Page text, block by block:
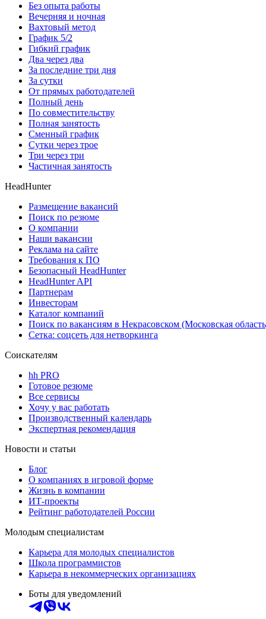
Без опыта работы
Вечерняя и ночная
Вахтовый метод
График 5/2
Гибкий график
Два через два
За последние три дня
За сутки
От прямых работодателей
Полный день
По совместительству
Полная занятость
Сменный график
Сутки через трое
Три через три
Частичная занятость
HeadHunter
Размещение вакансий
Поиск по резюме
О компании
Наши вакансии
Реклама на сайте
Требования к ПО
Безопасный HeadHunter
HeadHunter API
Партнерам
Инвесторам
Каталог компаний
Поиск по вакансиям в Некрасовском (Московская
Сетка: соцсеть для нетворкинга
Соискателям
hh PRO
Готовое резюме
Все сервисы
Хочу у вас работать
Производственный календарь
Экспертная рекомендация
Новости и статьи
Блог
О компаниях в игровой форме
Жизнь в компании
ИТ-проекты
Рейтинг работодателей России
Молодым специалистам
Карьера для молодых специалистов
Школа программистов
Карьера в некоммерческих организациях
Боты для уведомлений